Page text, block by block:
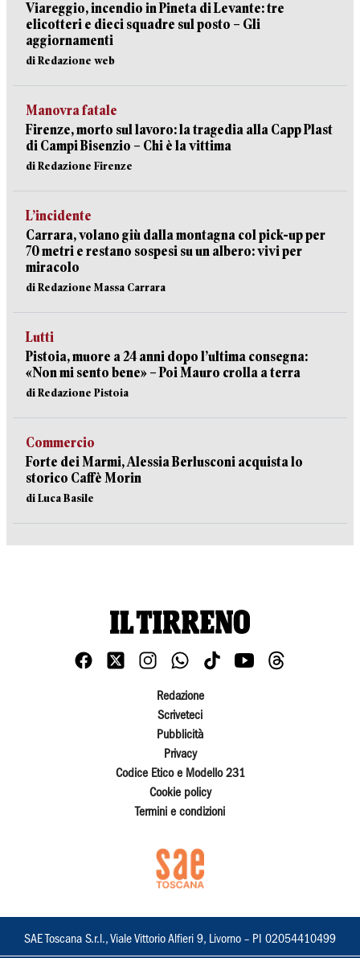
Viareggio, incendio in Pineta di Levante: tre
elicotteri e dieci squadre sul posto – Gli
aggiornamenti
di Redazione web
Manovra fatale
Firenze, morto sul lavoro: la tragedia alla Capp Plast
di Campi Bisenzio – Chi è la vittima
di Redazione Firenze
L’incidente
Carrara, volano giù dalla montagna col pick-up per
70 metri e restano sospesi su un albero: vivi per
miracolo
di Redazione Massa Carrara
Lutti
Pistoia, muore a 24 anni dopo l’ultima consegna:
«Non mi sento bene» – Poi Mauro crolla a terra
di Redazione Pistoia
Commercio
Forte dei Marmi, Alessia Berlusconi acquista lo
storico Caffè Morin
di Luca Basile
Redazione
Scriveteci
Pubblicità
Privacy
Codice Etico e Modello 231
Cookie policy
Termini e condizioni
SAE Toscana S.r.l., Viale Vittorio Alfieri 9, Livorno – PI 02054410499